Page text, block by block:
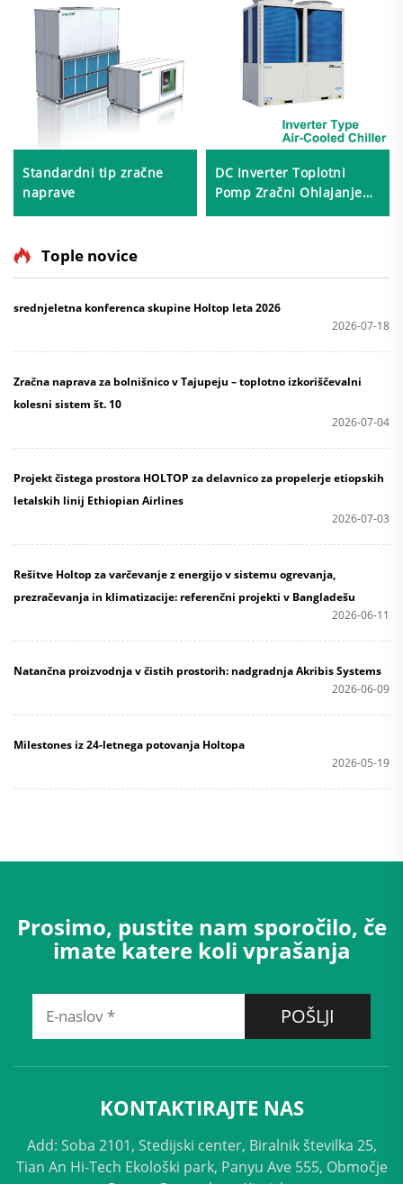
Standardni tip zračne
naprave
DC Inverter Toplotni
Pomp Zračni Ohlajanje
Scroll Chiller
Tople novice
srednjeletna konferenca skupine Holtop leta 2026
2026-07-18
Zračna naprava za bolnišnico v Tajupeju – toplotno izkoriščevalni
kolesni sistem št. 10
2026-07-04
Projekt čistega prostora HOLTOP za delavnico za propelerje etiopskih
letalskih linij Ethiopian Airlines
2026-07-03
Rešitve Holtop za varčevanje z energijo v sistemu ogrevanja,
prezračevanja in klimatizacije: referenčni projekti v Bangladešu
2026-06-11
Natančna proizvodnja v čistih prostorih: nadgradnja Akribis Systems
2026-06-09
Milestones iz 24-letnega potovanja Holtopa
2026-05-19
Prosimo, pustite nam sporočilo, če
imate katere koli vprašanja
POŠLJI
KONTAKTIRAJTE NAS
Add: Soba 2101, Stedijski center, Biralnik številka 25,
Tian An Hi-Tech Ekološki park, Panyu Ave 555, Območje